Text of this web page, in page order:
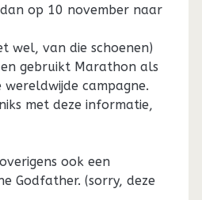
op 10 november naar
wel, van die schoenen)
gebruikt Marathon als
wereldwijde campagne.
met deze informatie,
ook een
Godfather. (sorry, deze